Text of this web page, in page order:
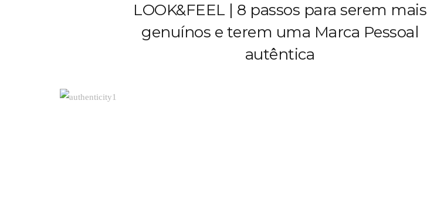
LOOK&FEEL | 8 passos para serem mais
genuínos e terem uma Marca Pessoal
autêntica